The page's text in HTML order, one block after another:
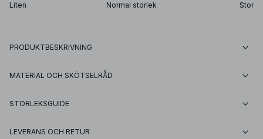
Liten Normal storlek Stor
PRODUKTBESKRIVNING
MATERIAL OCH SKÖTSELRÅD
STORLEKSGUIDE
LEVERANS OCH RETUR